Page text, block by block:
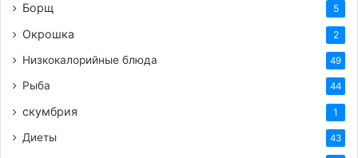
Борщ 5
Окрошка 2
Низкокалорийные блюда 49
Рыба 44
скумбрия 1
Диеты 43